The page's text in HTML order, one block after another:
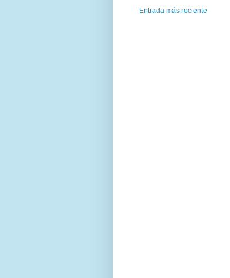
Entrada más reciente